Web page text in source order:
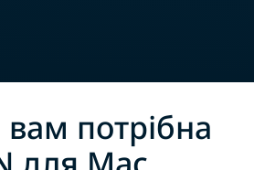
потрібна